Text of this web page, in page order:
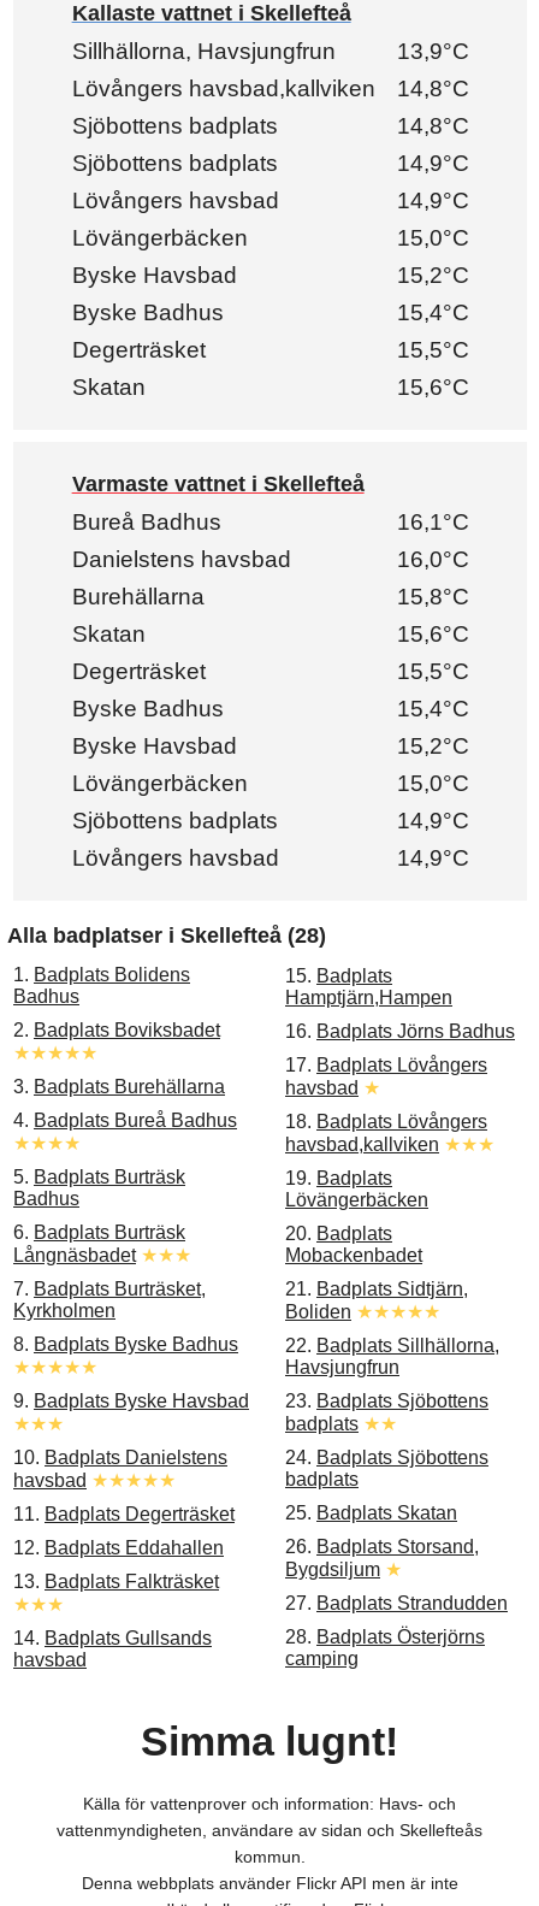
Kallaste vattnet i Skellefteå
Sillhällorna, Havsjungfrun
13,9°C
Lövångers havsbad,kallviken
14,8°C
Sjöbottens badplats
14,8°C
Sjöbottens badplats
14,9°C
Lövångers havsbad
14,9°C
Lövängerbäcken
15,0°C
Byske Havsbad
15,2°C
Byske Badhus
15,4°C
Degerträsket
15,5°C
Skatan
15,6°C
Varmaste vattnet i Skellefteå
Bureå Badhus
16,1°C
Danielstens havsbad
16,0°C
Burehällarna
15,8°C
Skatan
15,6°C
Degerträsket
15,5°C
Byske Badhus
15,4°C
Byske Havsbad
15,2°C
Lövängerbäcken
15,0°C
Sjöbottens badplats
14,9°C
Lövångers havsbad
14,9°C
Alla badplatser i Skellefteå (28)
1. Badplats Bolidens
Badhus
2. Badplats Boviksbadet
★★★★★
3. Badplats Burehällarna
4. Badplats Bureå Badhus
★★★★
5. Badplats Burträsk
Badhus
6. Badplats Burträsk
Långnäsbadet ★★★
7. Badplats Burträsket,
Kyrkholmen
8. Badplats Byske Badhus
★★★★★
9. Badplats Byske Havsbad
★★★
10. Badplats Danielstens
havsbad ★★★★★
11. Badplats Degerträsket
12. Badplats Eddahallen
13. Badplats Falkträsket
★★★
14. Badplats Gullsands
havsbad
15. Badplats
Hamptjärn,Hampen
16. Badplats Jörns Badhus
17. Badplats Lövångers
havsbad ★
18. Badplats Lövångers
havsbad,kallviken ★★★
19. Badplats
Lövängerbäcken
20. Badplats
Mobackenbadet
21. Badplats Sidtjärn,
Boliden ★★★★★
22. Badplats Sillhällorna,
Havsjungfrun
23. Badplats Sjöbottens
badplats ★★
24. Badplats Sjöbottens
badplats
25. Badplats Skatan
26. Badplats Storsand,
Bygdsiljum ★
27. Badplats Strandudden
28. Badplats Österjörns
camping
Simma lugnt!
Källa för vattenprover och information: Havs- och
vattenmyndigheten, användare av sidan och Skellefteås
kommun.
Denna webbplats använder Flickr API men är inte